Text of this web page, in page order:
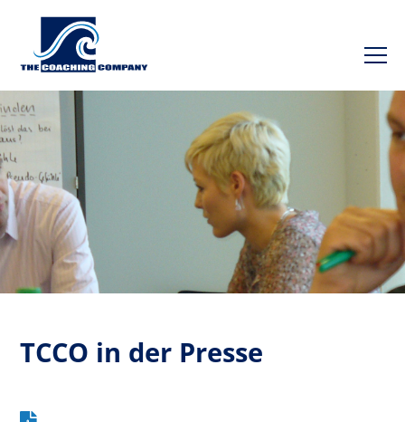
TCCO in der Presse